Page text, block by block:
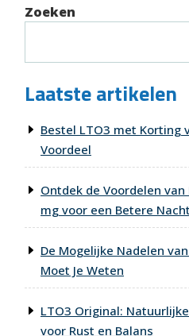
Zoeken
Laatste artikelen
Bestel LTO3 met Korting
Voordeel
Ontdek de Voordelen
mg voor een Betere
De Mogelijke Nadelen
Moet Je Weten
LTO3 Original:
voor Rust en Balans